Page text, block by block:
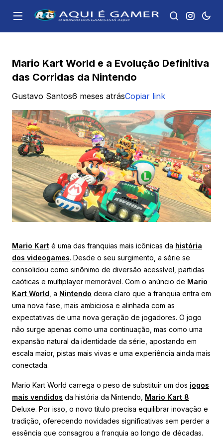
Mario Kart World e a Evolução Definitiva
das Corridas da Nintendo
Gustavo Santos6 meses atrásCopiar link
Mario Kart é uma das franquias mais icônicas da história
dos videogames. Desde o seu surgimento, a série se
consolidou como sinônimo de diversão acessível, partidas
caóticas e multiplayer memorável. Com o anúncio de Mario
Kart World , a Nintendo deixa claro que a franquia entra em
uma nova fase, mais ambiciosa e alinhada com as
expectativas de uma nova geração de jogadores. O jogo
não surge apenas como uma continuação, mas como uma
expansão natural da identidade da série, apostando em
escala maior, pistas mais vivas e uma experiência ainda mais
conectada.
Mario Kart World carrega o peso de substituir um dos jogos
mais vendidos da história da Nintendo, Mario Kart 8
Deluxe. Por isso, o novo título precisa equilibrar inovação e
tradição, oferecendo novidades significativas sem perder a
essência que consagrou a franquia ao longo de décadas.